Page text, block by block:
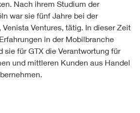
Nach ihrem Studium der
war sie fünf Jahre bei der
Venista Ventures, tätig. In dieser Zeit
in der Mobilbranche
sie für GTX die Verantwortung für
und mittleren Kunden aus Handel